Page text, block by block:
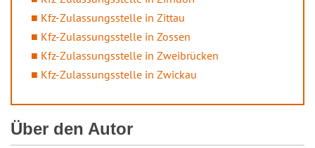
Kfz-Zulassungsstelle in Zittau
Kfz-Zulassungsstelle in Zossen
Kfz-Zulassungsstelle in Zweibrücken
Kfz-Zulassungsstelle in Zwickau
Über den Autor